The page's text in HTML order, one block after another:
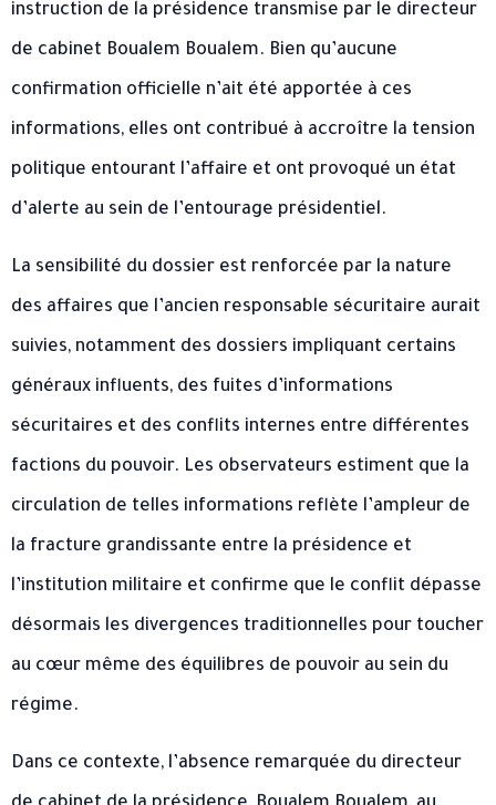
instruction de la présidence transmise par le directeur
de cabinet Boualem Boualem. Bien qu’aucune
confirmation officielle n’ait été apportée à ces
informations, elles ont contribué à accroître la tension
politique entourant l’affaire et ont provoqué un état
d’alerte au sein de l’entourage présidentiel.
La sensibilité du dossier est renforcée par la nature
des affaires que l’ancien responsable sécuritaire aurait
suivies, notamment des dossiers impliquant certains
généraux influents, des fuites d’informations
sécuritaires et des conflits internes entre différentes
factions du pouvoir. Les observateurs estiment que la
circulation de telles informations reflète l’ampleur de
la fracture grandissante entre la présidence et
l’institution militaire et confirme que le conflit dépasse
désormais les divergences traditionnelles pour toucher
au cœur même des équilibres de pouvoir au sein du
régime.
Dans ce contexte, l’absence remarquée du directeur